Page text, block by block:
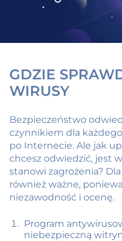
GDZIE
WIRUSY
Bezpieczeństwo
czynnikiem dla
po Internecie. Ale jak
chcesz odwiedzić, jest
stanowi zagrożenia?
również ważne,
niezawodność i ocenę.
Program
niebezpieczną